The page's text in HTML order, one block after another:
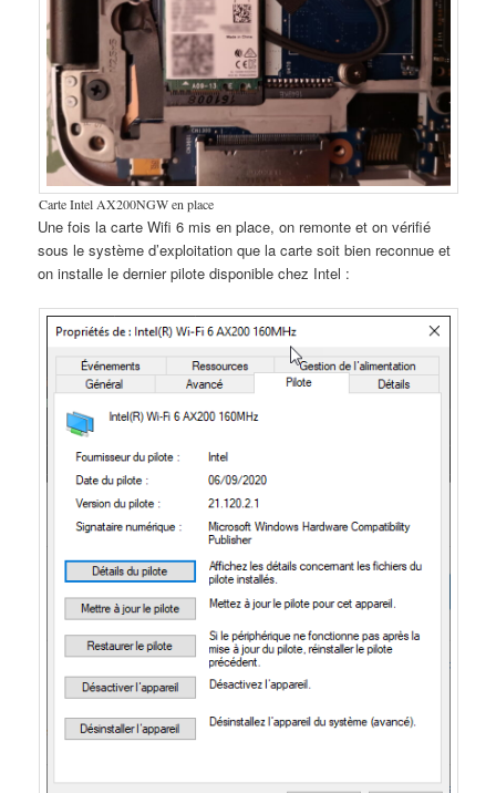
Carte Intel AX200NGW en place
Une fois la carte Wifi 6 mis en place, on remonte et on vérifié
sous le système d’exploitation que la carte soit bien reconnue et
on installe le dernier pilote disponible chez Intel :